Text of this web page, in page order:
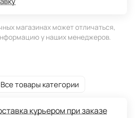
магазинах может отличаться,
у наших менеджеров.
Все товары категории
курьером при заказе